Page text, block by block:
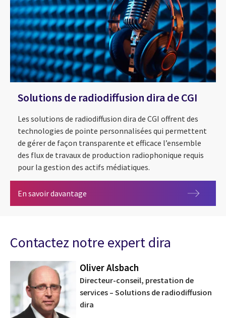
Solutions de radiodiffusion dira de CGI
Les solutions de radiodiffusion dira de CGI offrent des
technologies de pointe personnalisées qui permettent
de gérer de façon transparente et efficace l’ensemble
des flux de travaux de production radiophonique requis
pour la gestion des actifs médiatiques.
En savoir davantage Solutions de radiodiffusion dira de CGI
Contactez notre expert dira
Oliver Alsbach
Directeur-conseil, prestation de
services – Solutions de radiodiffusion
dira